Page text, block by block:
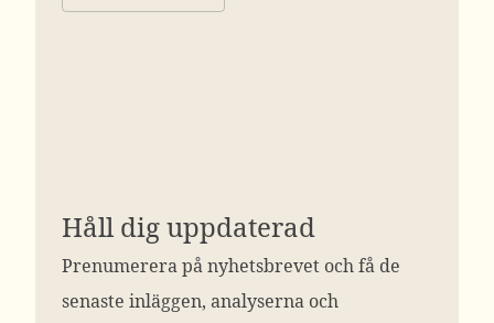
Håll dig uppdaterad
Prenumerera på nyhetsbrevet och få de
senaste inläggen, analyserna och